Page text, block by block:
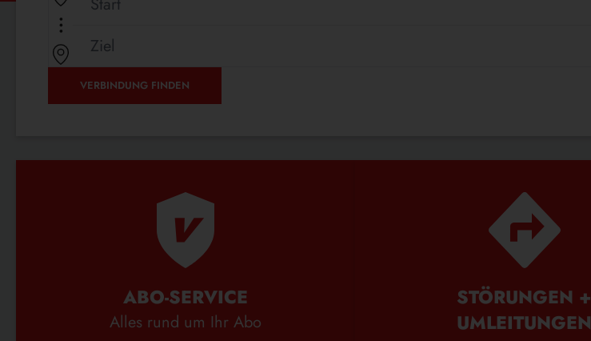
VERBINDUNG FINDEN
ABO-SERVICE
Alles rund um Ihr Abo
STÖRUNGEN +
UMLEITUNGEN